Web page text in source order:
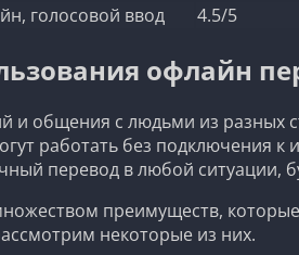
голосовой ввод 4.5/5
офлайн
и общения с людьми из разных
работать без подключения к
перевод в любой ситуации,
преимуществ,
некоторые из них.